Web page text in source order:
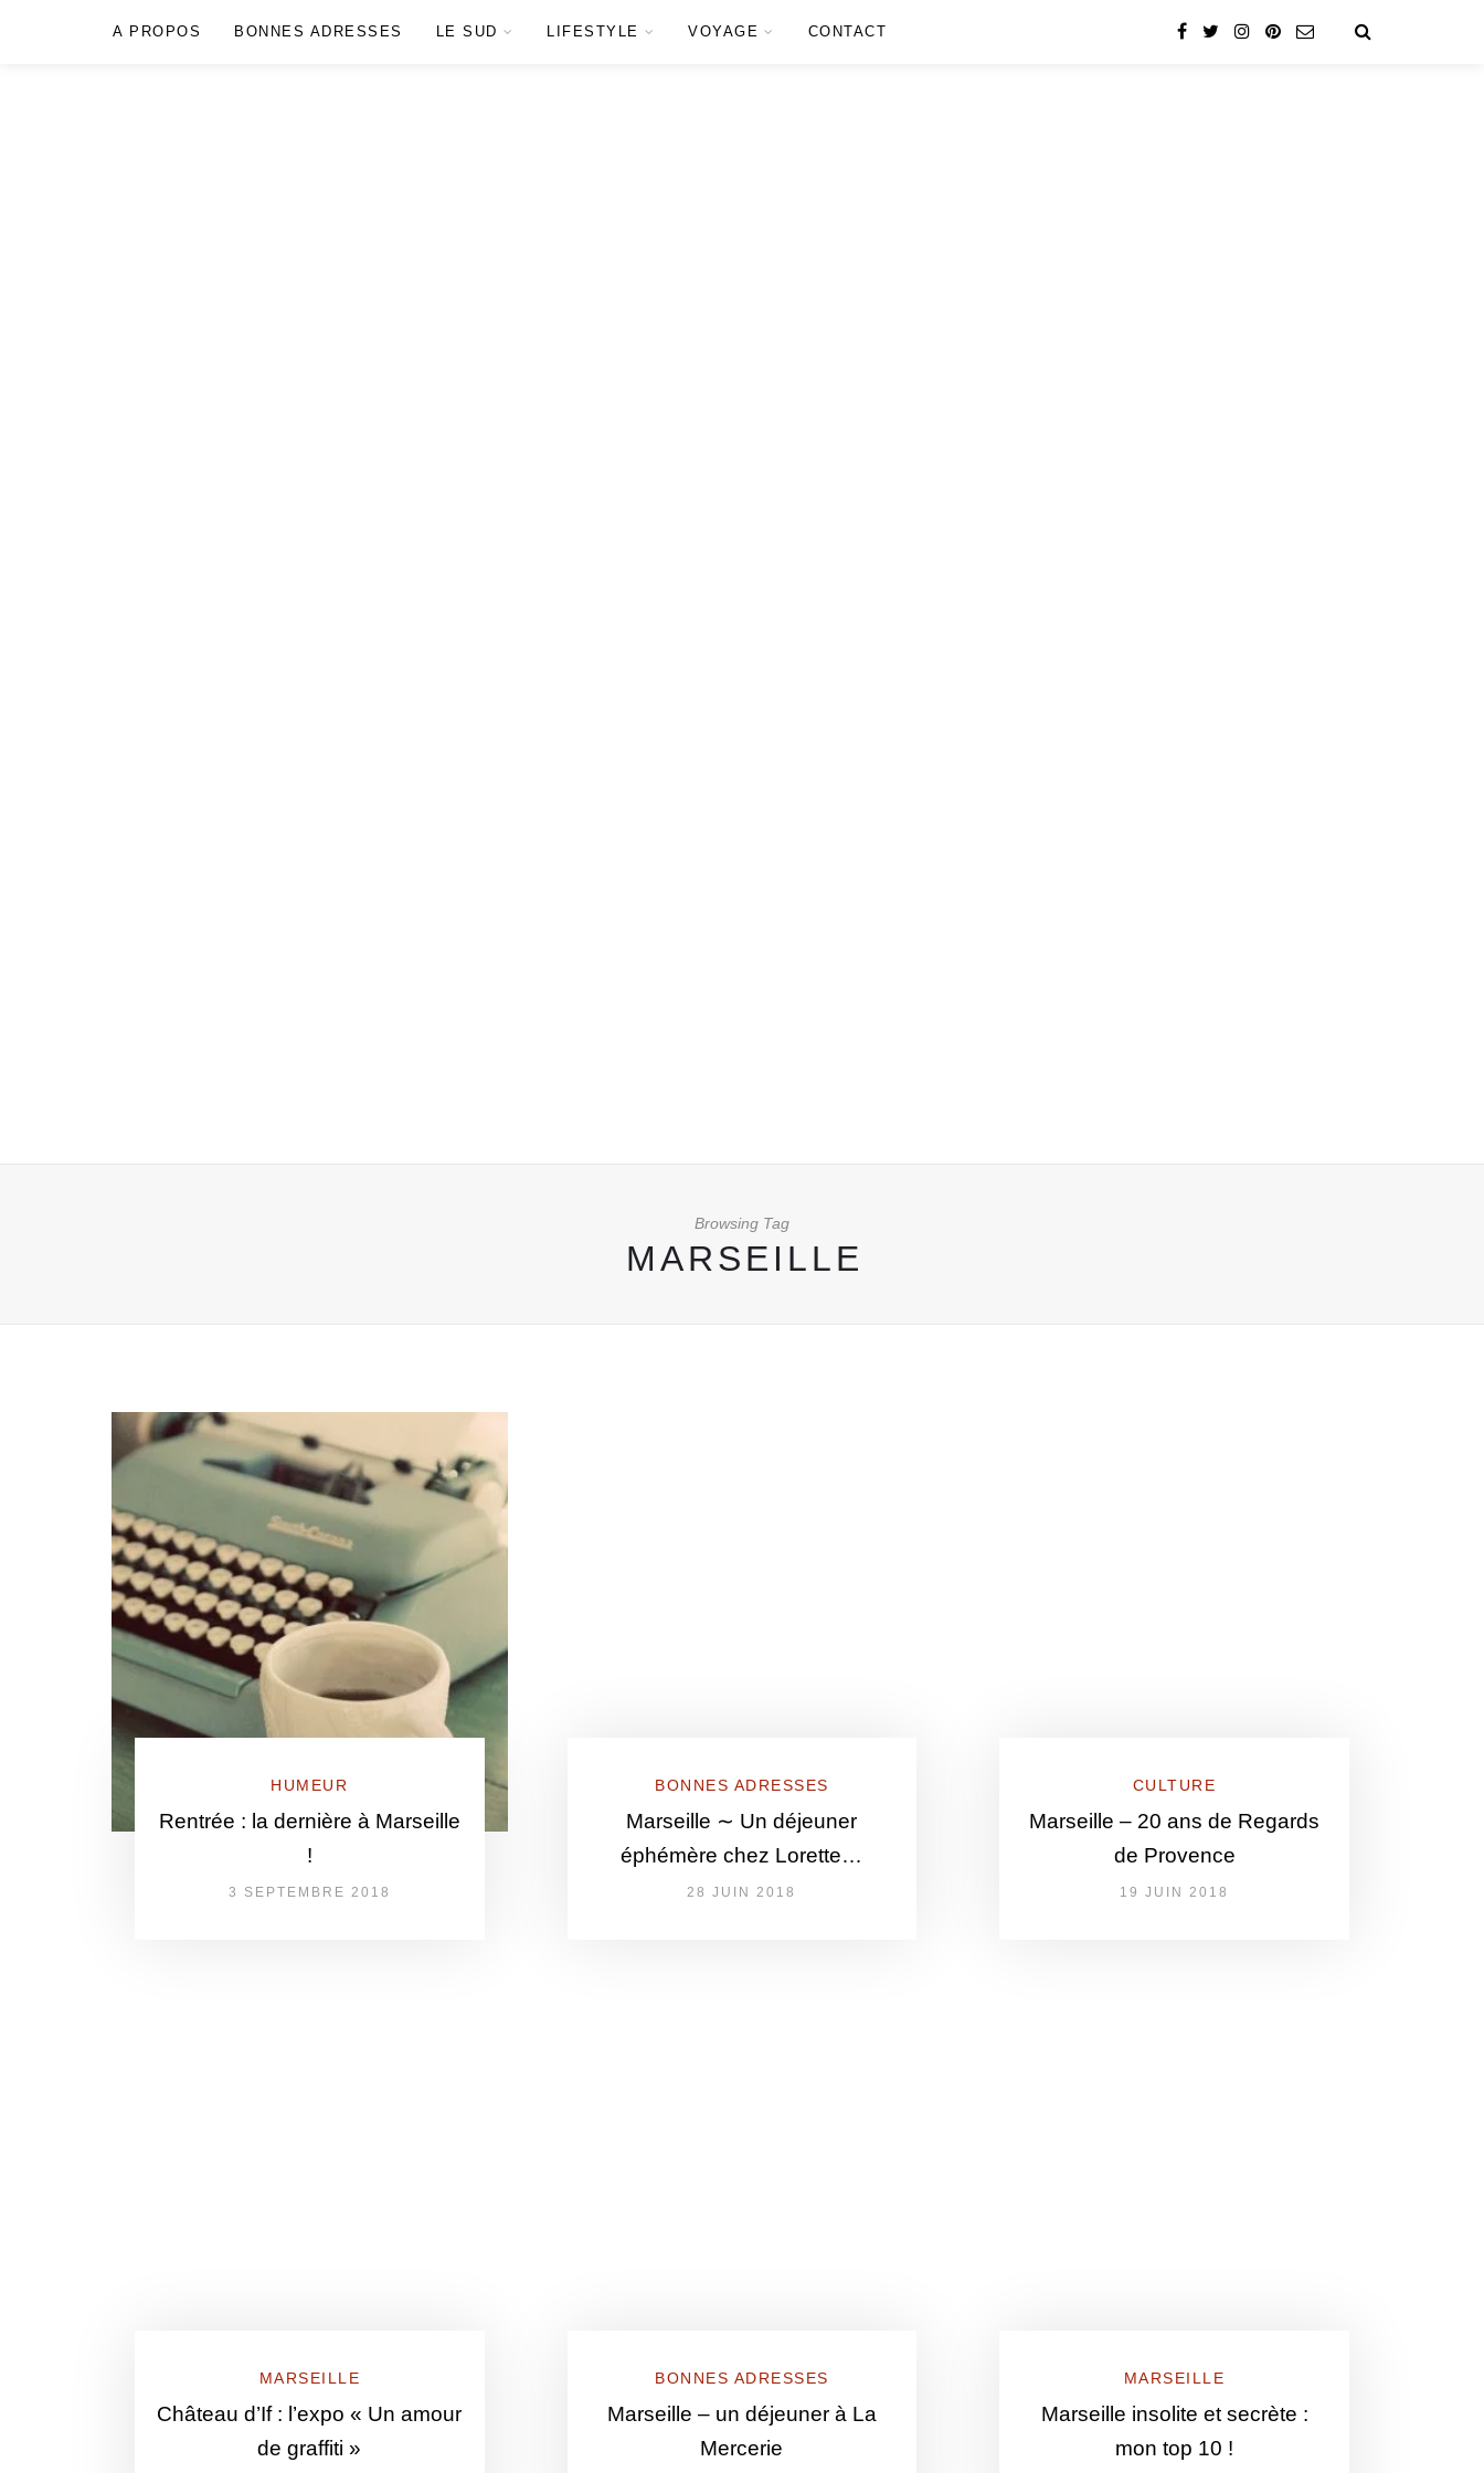
A PROPOS BONNES ADRESSES LE SUD LIFESTYLE VOYAGE CONTACT
Browsing Tag
MARSEILLE
HUMEUR
Rentrée : la dernière à Marseille
!
3 SEPTEMBRE 2018
BONNES ADRESSES
Marseille ∼ Un déjeuner
éphémère chez Lorette…
28 JUIN 2018
CULTURE
Marseille – 20 ans de Regards
de Provence
19 JUIN 2018
MARSEILLE
Château d’If : l’expo « Un amour
de graffiti »
BONNES ADRESSES
Marseille – un déjeuner à La
Mercerie
MARSEILLE
Marseille insolite et secrète :
mon top 10 !